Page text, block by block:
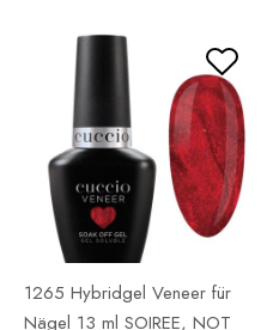
1265 Hybridgel Veneer für
Nägel 13 ml SOIREE, NOT